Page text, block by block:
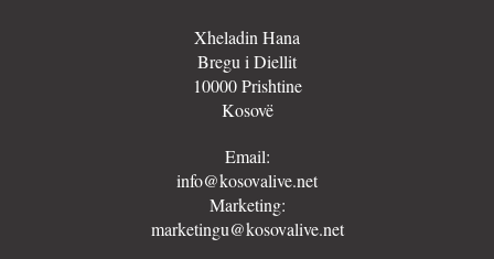
Xheladin Hana
Bregu i Diellit
10000 Prishtine
Kosovë
Email:
info@kosovalive.net
Marketing:
marketingu@kosovalive.net